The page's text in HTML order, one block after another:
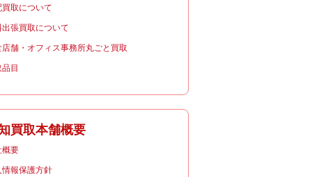
買取について
出張買取について
店舗・オフィス事務所丸ごと買取
目
買取本舗概要
概要
情報保護方針